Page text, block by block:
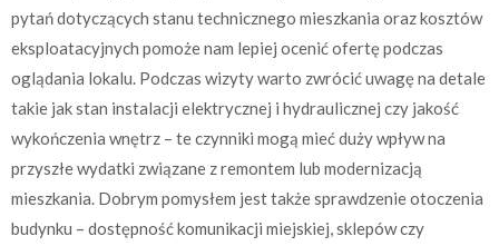
pytań dotyczących stanu technicznego mieszkania oraz kosztów
eksploatacyjnych pomoże nam lepiej ocenić ofertę podczas
oglądania lokalu. Podczas wizyty warto zwrócić uwagę na detale
takie jak stan instalacji elektrycznej i hydraulicznej czy jakość
wykończenia wnętrz – te czynniki mogą mieć duży wpływ na
przyszłe wydatki związane z remontem lub modernizacją
mieszkania. Dobrym pomysłem jest także sprawdzenie otoczenia
budynku – dostępność komunikacji miejskiej, sklepów czy